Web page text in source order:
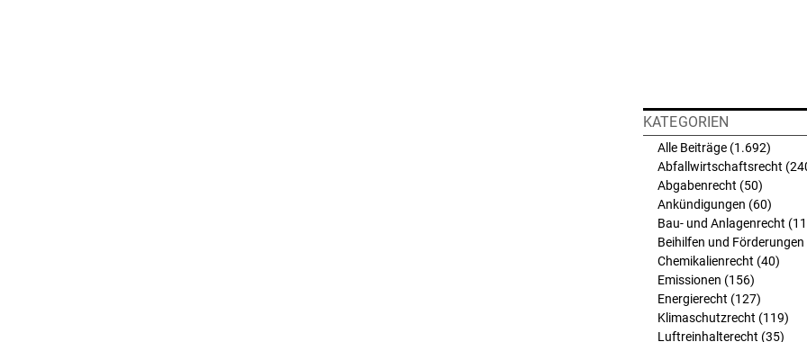
Alle Beiträge (1.692)
Abfallwirtschaftsrecht
Abgabenrecht (50)
Ankündigungen (60)
Bau- und Anlagenrecht
Beihilfen und Förderungen
Chemikalienrecht (40)
Emissionen (156)
Energierecht (127)
Klimaschutzrecht (119)
Luftreinhalterecht (35)
KATEGORIEN